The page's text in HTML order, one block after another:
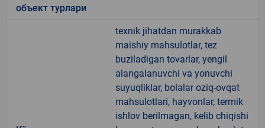
объект турлари
texnik jihatdan murakkab
maishiy mahsulotlar, tez
buziladigan tovarlar, yengil
alangalanuvchi va yonuvchi
suyuqliklar, bolalar oziq-ovqat
mahsulotlari, hayvonlar, termik
ishlov berilmagan, kelib chiqishi